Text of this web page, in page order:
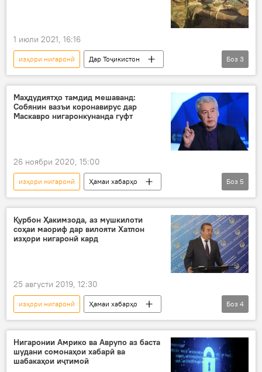
1 июли 2021, 16:16
изҳори нигаронӣ
Дар Тоҷикистон
Афғонистон
СААД изҳорот
Боз 3
Маҳдудиятҳо тамдид мешаванд:
Собянин вазъи коронавирус дар
Маскавро нигаронкунанда гуфт
26 ноябри 2020, 15:00
изҳори нигаронӣ
Ҳамаи хабарҳо
Дар Русия
Иҷтимоъ
Сергей Собянин
вазъият маризӣ
Боз 5
Қурбон Ҳакимзода, аз мушкилоти
соҳаи маориф дар вилояти Хатлон
изҳори нигаронӣ кард
25 августи 2019, 12:30
изҳори нигаронӣ
Ҳамаи хабарҳо
Маориф
Хатлон
мушкилот
Бохтар
Дар Тоҷикистон
Боз 4
Нигаронии Амрико ва Аврупо аз баста
шудани сомонаҳои хабарӣ ва
шабакаҳои иҷтимоӣ